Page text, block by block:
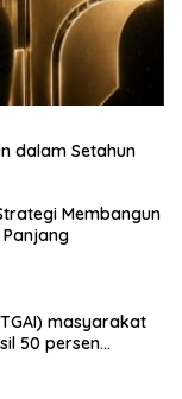
dalam Setahun
Membangun
masyarakat
50 persen